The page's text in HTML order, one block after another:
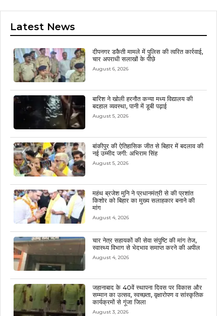
Latest News
दीपनगर डकैती मामले में पुलिस की त्वरित कार्रवाई,
चार अपराधी सलाखों के पीछे
August 6, 2026
बारिश ने खोली हरनौत कन्या मध्य विद्यालय की
बदहाल व्यवस्था, पानी में डूबी पढ़ाई
August 5, 2026
बांकीपुर की ऐतिहासिक जीत से बिहार में बदलाव की
नई उम्मीद जगी: अभिराम सिंह
August 5, 2026
महंथ ब्रजेश मुनि ने प्रधानमंत्री से की प्रशांत
किशोर को बिहार का मुख्य सलाहकार बनाने की
मांग
August 4, 2026
चार नेत्र सहायकों की सेवा संपुष्टि की मांग तेज,
स्वास्थ्य विभाग से भेदभाव समाप्त करने की अपील
August 4, 2026
जहानाबाद के 40वें स्थापना दिवस पर विकास और
सम्मान का उत्सव, स्वच्छता, वृक्षारोपण व सांस्कृतिक
कार्यक्रमों से गूंजा जिला
August 3, 2026